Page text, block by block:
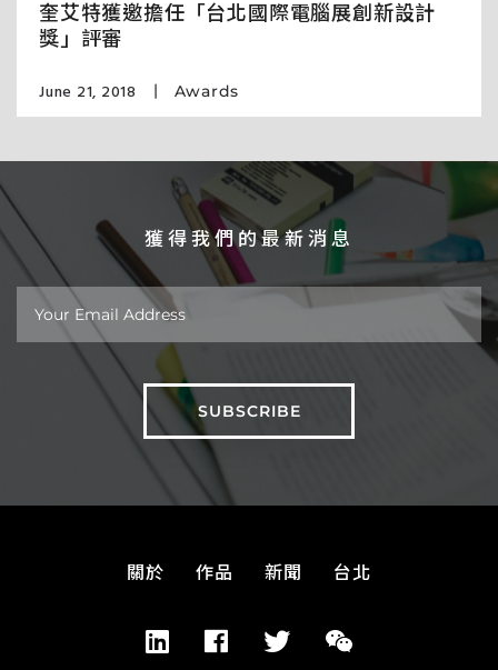
奎艾特獲邀擔任「台北國際電腦展創新設計
獎」評審
June 21, 2018 Awards
獲得我們的最新消息
關於 作品 新聞 台北